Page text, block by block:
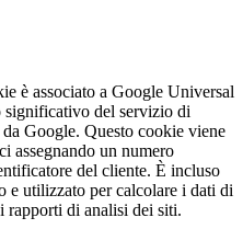
è associato a Google Universal
significativo del servizio di
Google. Questo cookie viene
assegnando un numero
del cliente. È incluso
e utilizzato per calcolare i dati di
rapporti di analisi dei siti.